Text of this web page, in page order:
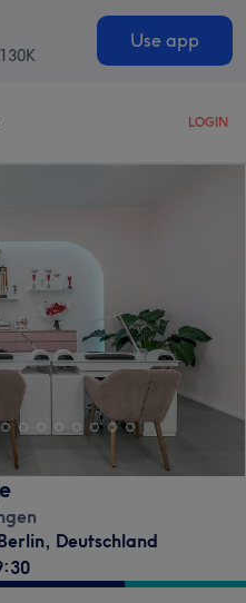
130K
Use app
LOGIN
Deutschland